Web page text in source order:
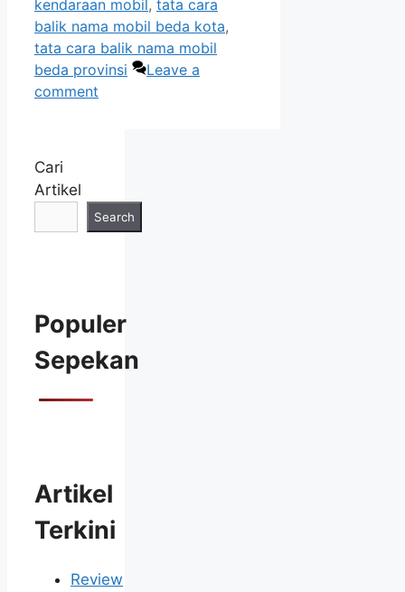
kendaraan mobil , tata cara
balik nama mobil beda kota,
tata cara balik nama mobil
beda provinsi
Leave a
comment
Cari
Artikel
Search
Populer
Sepekan
Artikel
Terkini
Review